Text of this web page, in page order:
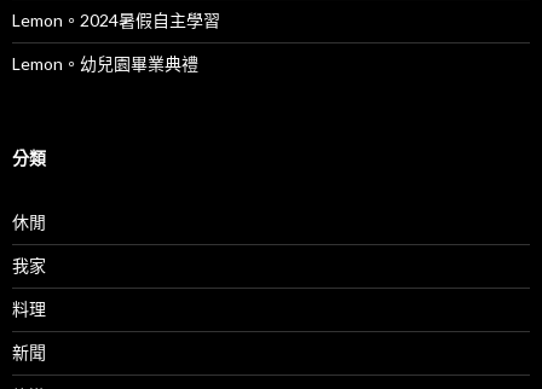
Lemon。2024暑假自主學習
Lemon。幼兒園畢業典禮
分類
休閒
我家
料理
新聞